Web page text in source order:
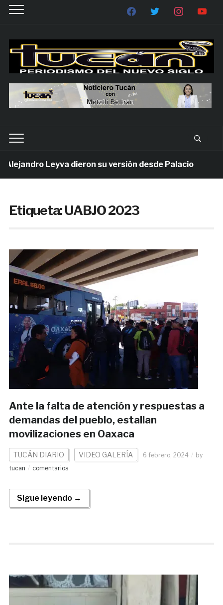
Leyva dieron su versión desde Palacio
Etiqueta:UABJO 2023
Ante la falta de atención y respuestas a
demandas del pueblo, estallan
movilizaciones en Oaxaca
TUCÁN DIARIO VIDEO GALERÍA 6 febrero, 2024
by
tucan
comentarios
Sigue leyendo →